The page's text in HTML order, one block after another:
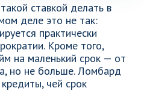
ставкой делать в
деле это не так:
практически
Кроме того,
на маленький срок — от
но не больше. Ломбард
чей срок